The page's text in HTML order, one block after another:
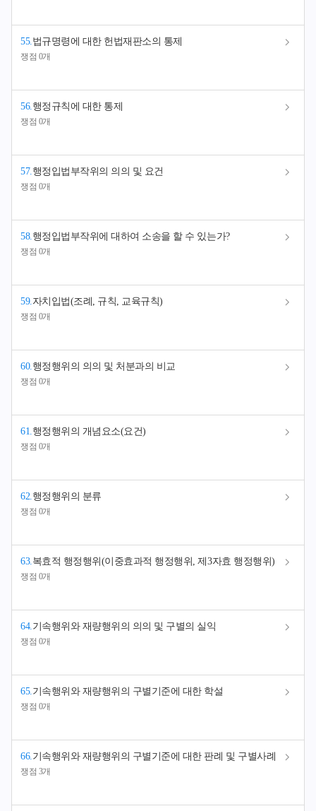
55.법규명령에 대한 헌법재판소의 통제
쟁점 0개
56.행정규칙에 대한 통제
쟁점 0개
57.행정입법부작위의 의의 및 요건
쟁점 0개
58.행정입법부작위에 대하여 소송을 할 수 있는가?
쟁점 0개
59.자치입법(조례, 규칙, 교육규칙)
쟁점 0개
60.행정행위의 의의 및 처분과의 비교
쟁점 0개
61.행정행위의 개념요소(요건)
쟁점 0개
62.행정행위의 분류
쟁점 0개
63.복효적 행정행위(이중효과적 행정행위, 제3자효 행정행위)
쟁점 0개
64.기속행위와 재량행위의 의의 및 구별의 실익
쟁점 0개
65.기속행위와 재량행위의 구별기준에 대한 학설
쟁점 0개
66.기속행위와 재량행위의 구별기준에 대한 판례 및 구별사례
쟁점 3개